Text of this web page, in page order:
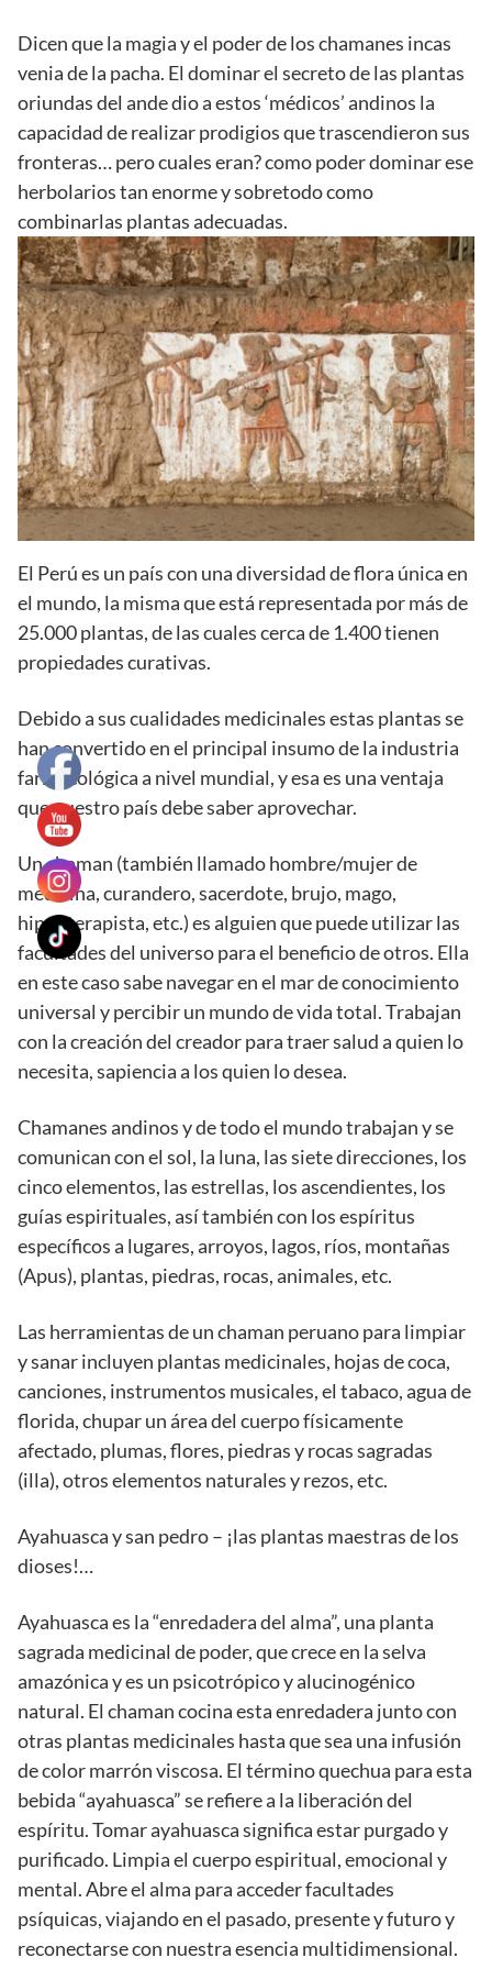
Dicen que la magia y el poder de los chamanes incas
venia de la pacha. El dominar el secreto de las plantas
oriundas del ande dio a estos ‘médicos’ andinos la
capacidad de realizar prodigios que trascendieron sus
fronteras… pero cuales eran? como poder dominar ese
herbolarios tan enorme y sobretodo como
combinarlas plantas adecuadas.
El Perú es un país con una diversidad de flora única en
el mundo, la misma que está representada por más de
25.000 plantas, de las cuales cerca de 1.400 tienen
propiedades curativas.
Debido a sus cualidades medicinales estas plantas se
han convertido en el principal insumo de la industria
farmacológica a nivel mundial, y esa es una ventaja
que nuestro país debe saber aprovechar.
Un chaman (también llamado hombre/mujer de
medicina, curandero, sacerdote, brujo, mago,
hipnoterapista, etc.) es alguien que puede utilizar las
facultades del universo para el beneficio de otros. Ella
en este caso sabe navegar en el mar de conocimiento
universal y percibir un mundo de vida total. Trabajan
con la creación del creador para traer salud a quien lo
necesita, sapiencia a los quien lo desea.
Chamanes andinos y de todo el mundo trabajan y se
comunican con el sol, la luna, las siete direcciones, los
cinco elementos, las estrellas, los ascendientes, los
guías espirituales, así también con los espíritus
específicos a lugares, arroyos, lagos, ríos, montañas
(Apus), plantas, piedras, rocas, animales, etc.
Las herramientas de un chaman peruano para limpiar
y sanar incluyen plantas medicinales, hojas de coca,
canciones, instrumentos musicales, el tabaco, agua de
florida, chupar un área del cuerpo físicamente
afectado, plumas, flores, piedras y rocas sagradas
(illa), otros elementos naturales y rezos, etc.
Ayahuasca y san pedro – ¡las plantas maestras de los
dioses!…
Ayahuasca es la “enredadera del alma”, una planta
sagrada medicinal de poder, que crece en la selva
amazónica y es un psicotrópico y alucinogénico
natural. El chaman cocina esta enredadera junto con
otras plantas medicinales hasta que sea una infusión
de color marrón viscosa. El término quechua para esta
bebida “ayahuasca” se refiere a la liberación del
espíritu. Tomar ayahuasca significa estar purgado y
purificado. Limpia el cuerpo espiritual, emocional y
mental. Abre el alma para acceder facultades
psíquicas, viajando en el pasado, presente y futuro y
reconectarse con nuestra esencia multidimensional.